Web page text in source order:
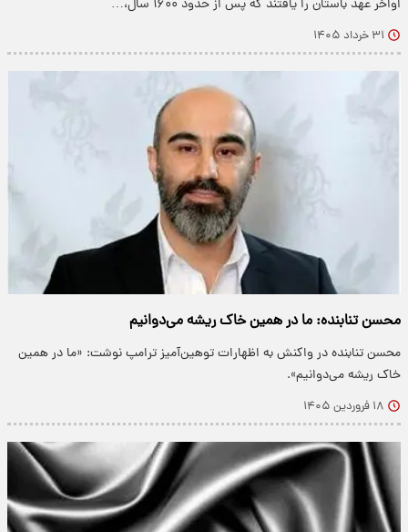
اواخر عهد باستان را یافتند که پس از حدود ۱۶۰۰ سال،…
۳۱ خرداد ۱۴۰۵
محسن تنابنده: ما در همین خاک ریشه می‌دوانیم
محسن تنابنده در واکنش به اظهارات توهین‌آمیز ترامپ نوشت: «ما در همین
خاک ریشه می‌دوانیم».
۱۸ فروردین ۱۴۰۵